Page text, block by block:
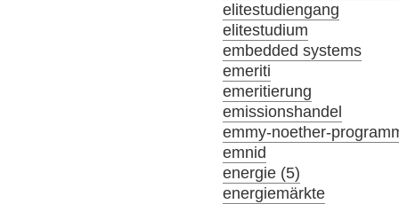
elitestudiengang
elitestudium
embedded systems
emeriti
emeritierung
emissionshandel
emmy-noether-
emnid
energie (5)
energiemärkte